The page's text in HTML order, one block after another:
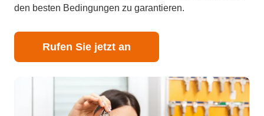
den besten Bedingungen zu garantieren.
Rufen Sie jetzt an